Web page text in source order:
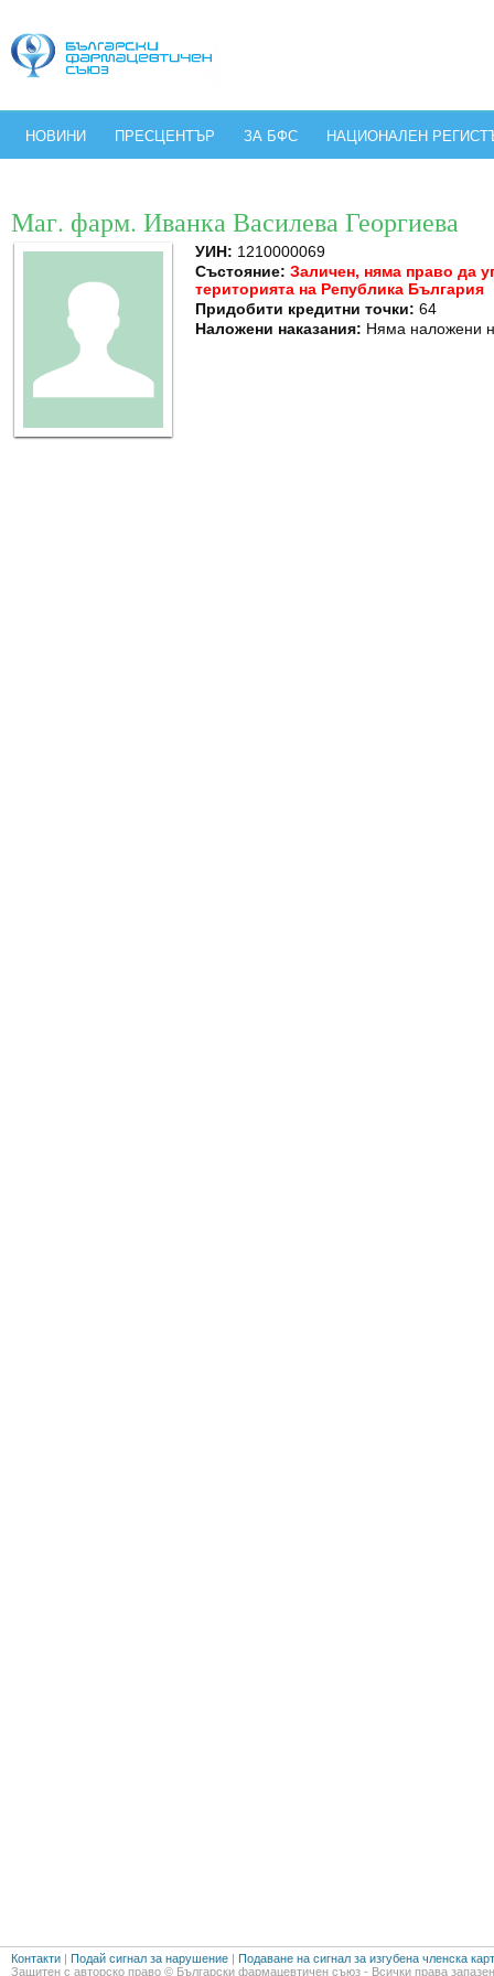
НОВИНИ ПРЕСЦЕНТЪР ЗА БФС НАЦИОНАЛЕН
Маг. фарм. Иванка Василева Георгиева
УИН: 1210000069
Състояние: Заличен, няма право да
територията на Република България
Придобити кредитни точки: 64
Наложени наказания: Няма наложени
Контакти | Подай сигнал за нарушение | Подаване на сигнал за изгубена членска
Защитен с авторско право © Български фармацевтичен съюз - Всички права